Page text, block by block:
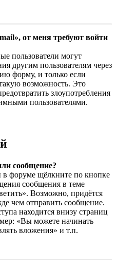
от меня требуют войти
пользователи могут
другим пользователям через
форму, и только если
возможность. Это
злоупотребления
пользователями.
сообщение?
в форуме щёлкните по кнопке
сообщения в теме
Возможно, придётся
чем отправить сообщение.
находится внизу страниц
«Вы можете начинать
вложения» и т.п.